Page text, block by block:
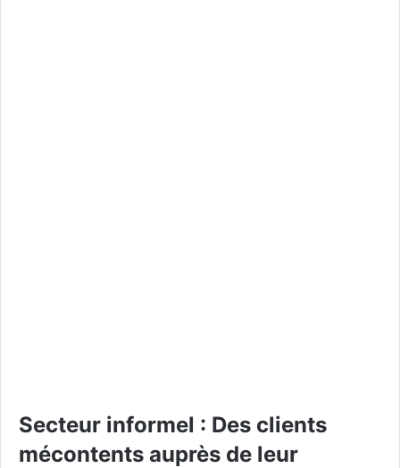
Secteur informel : Des clients
mécontents auprès de leur